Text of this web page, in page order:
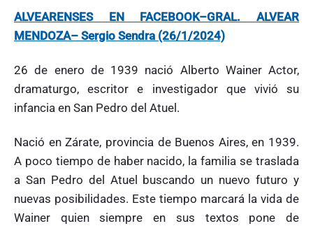
a
i
n
r
n
P
e
o
ALVEARENSES EN FACEBOOK–GRAL. ALVEAR
MENDOZA– Sergio Sendra (26/1/2024)
26 de enero de 1939 nació Alberto Wainer Actor,
dramaturgo, escritor e investigador que vivió su
infancia en San Pedro del Atuel.
Nació en Zárate, provincia de Buenos Aires, en 1939.
A poco tiempo de haber nacido, la familia se traslada
a San Pedro del Atuel buscando un nuevo futuro y
nuevas posibilidades. Este tiempo marcará la vida de
Wainer quien siempre en sus textos pone de